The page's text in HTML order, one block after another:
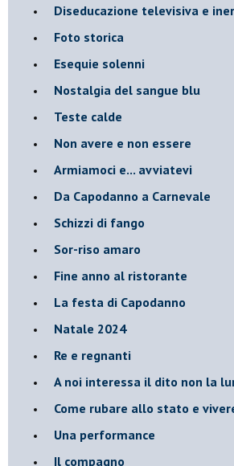
Diseducazione televisiva e
Foto storica
Esequie solenni
Nostalgia del sangue blu
Teste calde
Non avere e non essere
Armiamoci e... avviatevi
Da Capodanno a Carnevale
Schizzi di fango
Sor-riso amaro
Fine anno al ristorante
La festa di Capodanno
Natale 2024
Re e regnanti
A noi interessa il dito non la
Come rubare allo stato e
Una performance
Il compagno